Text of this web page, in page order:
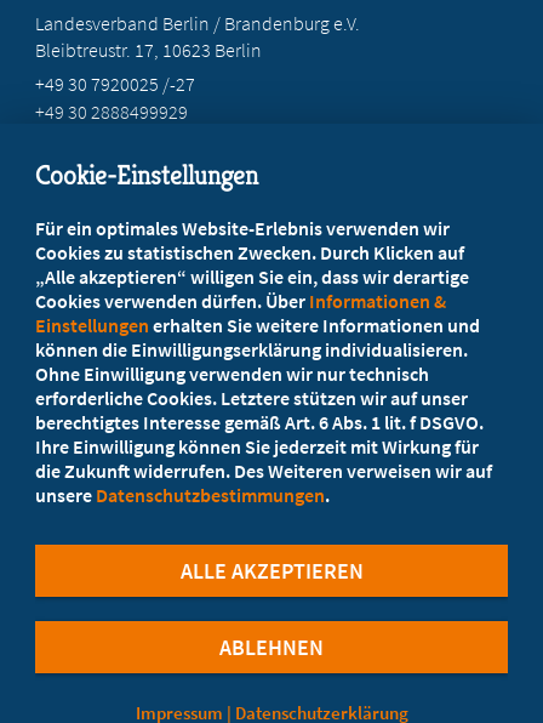
Landesverband Berlin / Brandenburg e.V.
Bleibtreustr. 17, 10623 Berlin
+49 30 7920025 /-27
+49 30 2888499929
Ihr Landesverband berät Sie!
Ansprechpartner
Werden Sie jetzt Mitglied
5 Vorteile einer MB-Mitgliedschaft
©Marburger Bund
Cookie-Einstellungen Datenschutzerklärung
Cookie-Einstellungen
Für ein optimales Website-Erlebnis verwenden wir
Cookies zu statistischen Zwecken. Durch Klicken auf
„Alle akzeptieren“ willigen Sie ein, dass wir derartige
Cookies verwenden dürfen. Über Informationen &
Einstellungen erhalten Sie weitere Informationen und
können die Einwilligungserklärung individualisieren.
Ohne Einwilligung verwenden wir nur technisch
erforderliche Cookies. Letztere stützen wir auf unser
berechtigtes Interesse gemäß Art. 6 Abs. 1 lit. f DSGVO.
Ihre Einwilligung können Sie jederzeit mit Wirkung für
die Zukunft widerrufen. Des Weiteren verweisen wir auf
unsere Datenschutzbestimmungen.
ABLEHNEN
ALLE AKZEPTIEREN
Impressum | Datenschutzerklärung